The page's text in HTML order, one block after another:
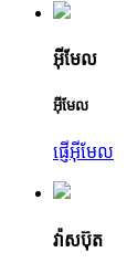
អ៊ីមែល
អ៊ីមែល
ផ្ញើអ៊ីមែល
វ៉ាសប៊ុត